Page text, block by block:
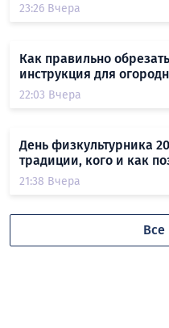
23:26 Вчера
Как правильно
инструкция для
22:03 Вчера
День физкультурника
традиции, кого и как
21:38 Вчера
Все